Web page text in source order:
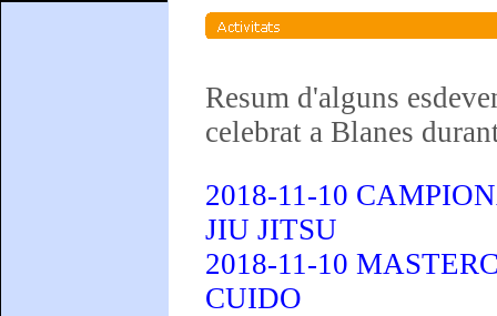
Resum d'alguns
celebrat a Blanes
2018-11-10
JIU JITSU
2018-11-10
CUIDO